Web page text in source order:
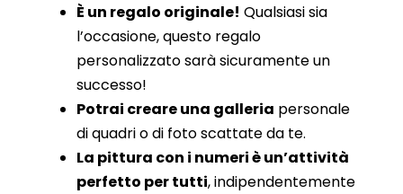
È un regalo originale! Qualsiasi sia
l’occasione, questo regalo
personalizzato sarà sicuramente un
successo!
Potrai creare una galleria personale
di quadri o di foto scattate da te.
La pittura con i numeri è un’attività
perfetto per tutti, indipendentemente